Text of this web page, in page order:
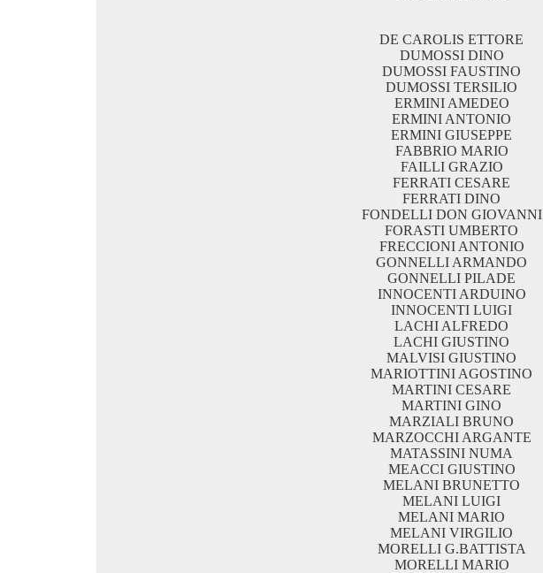
DE CAROLIS ETTORE
DUMOSSI DINO
DUMOSSI FAUSTINO
DUMOSSI TERSILIO
ERMINI AMEDEO
ERMINI ANTONIO
ERMINI GIUSEPPE
FABBRIO MARIO
FAILLI GRAZIO
FERRATI CESARE
FERRATI DINO
FONDELLI DON GIOVANNI
FORASTI UMBERTO
FRECCIONI ANTONIO
GONNELLI ARMANDO
GONNELLI PILADE
INNOCENTI ARDUINO
INNOCENTI LUIGI
LACHI ALFREDO
LACHI GIUSTINO
MALVISI GIUSTINO
MARIOTTINI AGOSTINO
MARTINI CESARE
MARTINI GINO
MARZIALI BRUNO
MARZOCCHI ARGANTE
MATASSINI NUMA
MEACCI GIUSTINO
MELANI BRUNETTO
MELANI LUIGI
MELANI MARIO
MELANI VIRGILIO
MORELLI G.BATTISTA
MORELLI MARIO